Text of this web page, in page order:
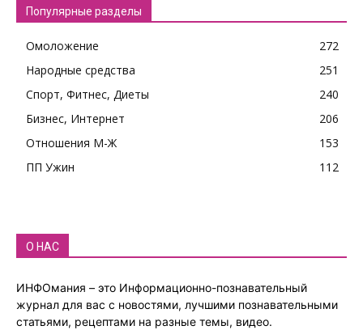
Популярные разделы
Омоложение
272
Народные средства
251
Спорт, Фитнес, Диеты
240
Бизнес, Интернет
206
Отношения М-Ж
153
ПП Ужин
112
О НАС
ИНФОмания – это Информационно-познавательный
журнал для вас с новостями, лучшими познавательными
статьями, рецептами на разные темы, видео.